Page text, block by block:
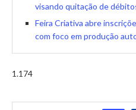
visando quitação de
Feira Criativa abre
com foco em produção
1.174